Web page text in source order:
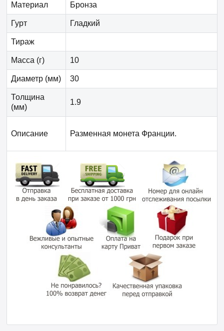
Материал Бронза
Гурт Гладкий
Тираж
Масса (г) 10
Диаметр (мм) 30
Толщина
(мм)
1.9
Описание Разменная монета Франции.